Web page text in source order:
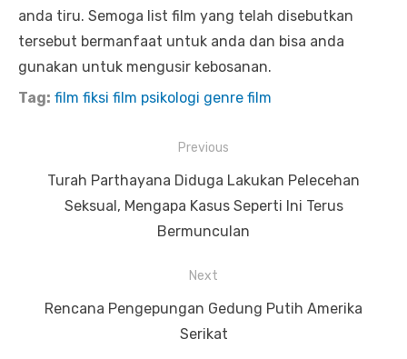
anda tiru. Semoga list film yang telah disebutkan
tersebut bermanfaat untuk anda dan bisa anda
gunakan untuk mengusir kebosanan.
Tag: film fiksi film psikologi genre film
Previous
Turah Parthayana Diduga Lakukan Pelecehan
Seksual, Mengapa Kasus Seperti Ini Terus
Bermunculan
Next
Rencana Pengepungan Gedung Putih Amerika
Serikat